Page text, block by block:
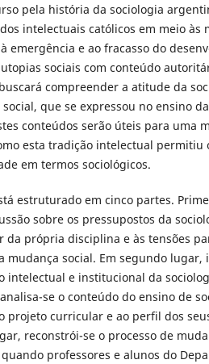
pela história da sociologia
intelectuais católicos em meio às
emergência e ao fracasso do
sociais com conteúdo
compreender a atitude da
que se expressou no ensino
conteúdos serão úteis para uma
esta tradição intelectual permitiu
em termos sociológicos.
estruturado em cinco partes.
sobre os pressupostos da
da própria disciplina e às tensões
mudança social. Em segundo
intelectual e institucional da
se o conteúdo do ensino de
projeto curricular e ao perfil dos
reconstrói-se o processo de
professores e alunos do